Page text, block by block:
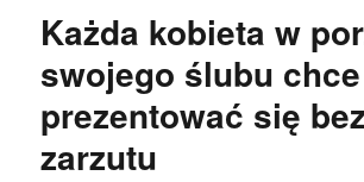
Każda kobieta w
swojego ślubu chce
prezentować się bez
zarzutu